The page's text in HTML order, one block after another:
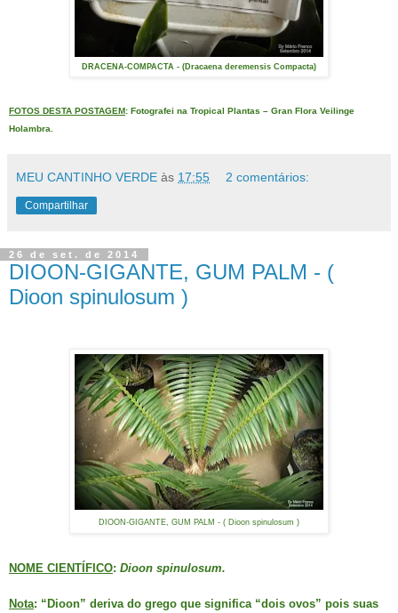
DRACENA-COMPACTA - (Dracaena deremensis Compacta)
FOTOS DESTA POSTAGEM: Fotografei na Tropical Plantas – Gran Flora Veilinge
Holambra.
MEU CANTINHO VERDE às 17:55 2 comentários:
Compartilhar
26 de set. de 2014
DIOON-GIGANTE, GUM PALM - (
Dioon spinulosum )
DIOON-GIGANTE, GUM PALM - ( Dioon spinulosum )
NOME CIENTÍFICO: Dioon spinulosum.
Nota: “Dioon” deriva do grego que significa “dois ovos” pois suas